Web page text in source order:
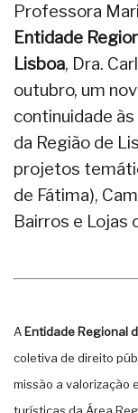
Professora
Entidade
Lisboa, Dra.
outubro, um
continuidade
da Região de
projetos
de Fátima),
Bairros e Lojas
AEntidade Regional
coletiva de direito
missão a valorização